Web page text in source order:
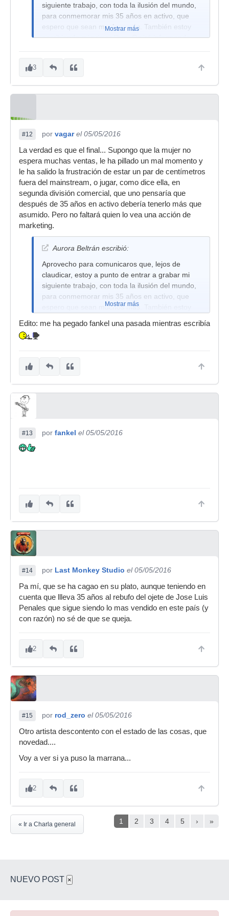
siguiente trabajo, con toda la ilusión del mundo,
para conmemorar mis 35 años en activo, que
espero que sean muchos más. También estoy
escribiendo mi primer libro. Os iré informando,
Mostrar más
3
#12 por vagar el 05/05/2016
La verdad es que el final... Supongo que la mujer no
espera muchas ventas, le ha pillado un mal momento y
le ha salido la frustración de estar un par de centímetros
fuera del mainstream, o jugar, como dice ella, en
segunda división comercial, que uno pensaría que
después de 35 años en activo debería tenerlo más que
asumido. Pero no faltará quien lo vea una acción de
marketing.
Aurora Beltrán escribió:
Aprovecho para comunicaros que, lejos de
claudicar, estoy a punto de entrar a grabar mi
siguiente trabajo, con toda la ilusión del mundo,
para conmemorar mis 35 años en activo, que
espero que sean muchos más. También estoy
poco a poco, como un buen polvo.
Mostrar más
Edito: me ha pegado fankel una pasada mientras escribía
#13 por fankel el 05/05/2016
#14 por Last Monkey Studio el 05/05/2016
Pa mí, que se ha cagao en su plato, aunque teniendo en
cuenta que llleva 35 años al rebufo del ojete de Jose Luis
Penales que sigue siendo lo mas vendido en este país (y
con razón) no sé de que se queja.
2
#15 por rod_zero el 05/05/2016
Otro artista descontento con el estado de las cosas, que
novedad....
Voy a ver si ya puso la marrana...
2
1 2 3 4 5 › »
« Ir a Charla general
NUEVO POST ×